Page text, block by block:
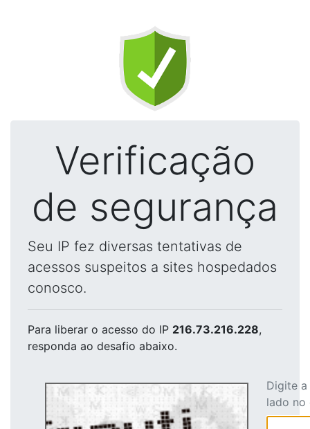
Verificação
de segurança
Seu IP fez diversas tentativas de
acessos suspeitos a sites hospedados
conosco.
Para liberar o acesso do IP 216.73.216.228,
responda ao desafio abaixo.
Digite
lado no